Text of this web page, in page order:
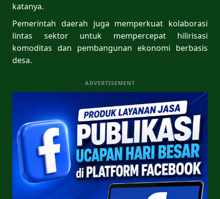
katanya.
Pemerintah daerah juga memperkuat kolaborasi
lintas sektor untuk mempercepat hilirisasi
komoditas dan pembangunan ekonomi berbasis
desa.
ADVERTISEMENT